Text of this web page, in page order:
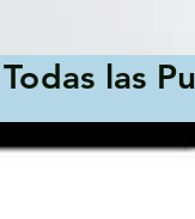
Todas las